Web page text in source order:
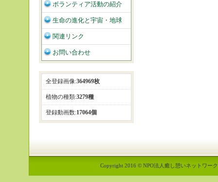
ボランティア活動の紹介
生命の進化と宇宙・地球
関連リンク
お問い合わせ
全登録画像:364969枚
植物の種類:3279種
登録動画数:17064個
Copyright 2016 © NPO法人癒し憩いネットワー